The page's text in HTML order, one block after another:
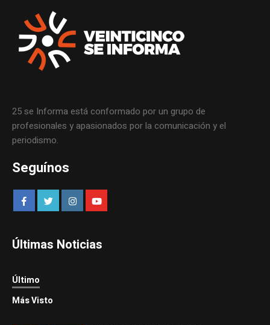
25 se Informa está conformado por un grupo de
profesionales y apasionados por la comunicación y el
periodismo.
Seguínos
Últimas Noticias
Último
Más Visto